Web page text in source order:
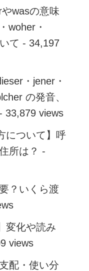
やwasの意味
woher・
て - 34,197
・jener・
の発音、
- 33,879 views
について】呼
所は？ -
？いくら渡
変化や読み
views
配・使い分